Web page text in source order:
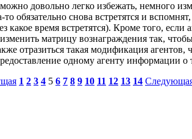
довольно легко избежать, немного
то обязательно снова встретятся и
какое время встретятся). Кроме того,
матрицу вознаграждения так,
отразиться такая модификация
одному агенту информации
1 2 3 4 5 6 7 8 9 10 11 12 13 14